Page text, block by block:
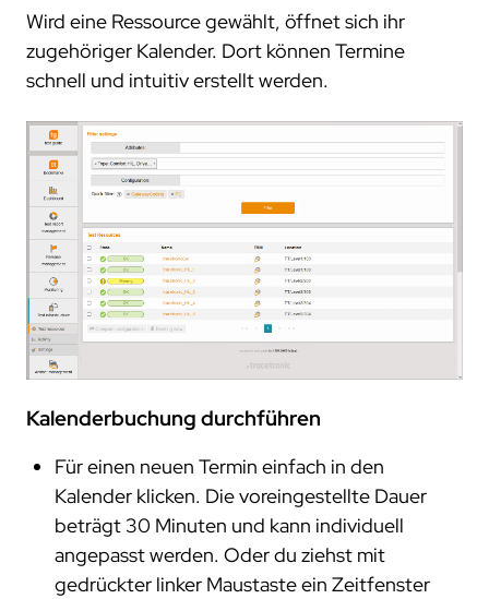
zusammenarbeit
projekte
zertifizierungen
standards
Wird eine Ressource gewählt, öffnet sich ihr
zugehöriger Kalender. Dort können Termine
schnell und intuitiv erstellt werden.
Kalenderbuchung durchführen
Für einen neuen Termin einfach in den
Kalender klicken. Die voreingestellte Dauer
beträgt 30 Minuten und kann individuell
angepasst werden. Oder du ziehst mit
gedrückter linker Maustaste ein Zeitfenster